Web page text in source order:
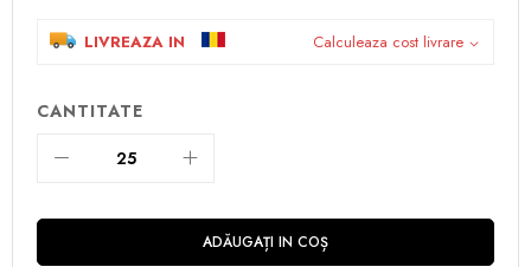
LIVREAZA IN Calculeaza cost livrare
CANTITATE
ADĂUGAȚI IN COȘ